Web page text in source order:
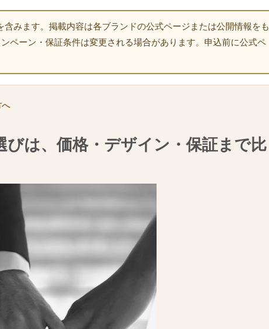
含みます。掲載内容は各ブランドの公式ページまたは公開情報をも
ペーン・保証条件は変更される場合があります。申込前に公式ペ
へ
びは、価格・デザイン・保証まで比